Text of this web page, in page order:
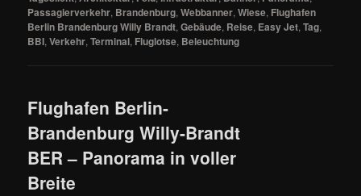
Passagierverkehr, Brandenburg,Webbanner,Wiese, Flughafen
Berlin Brandenburg Willy Brandt,Gebäude, Reise, Easy Jet,Tag,
BBI,Verkehr,Terminal, Fluglotse, Beleuchtung
Flughafen Berlin-
Brandenburg Willy-Brandt
BER – Panorama in voller
Breite